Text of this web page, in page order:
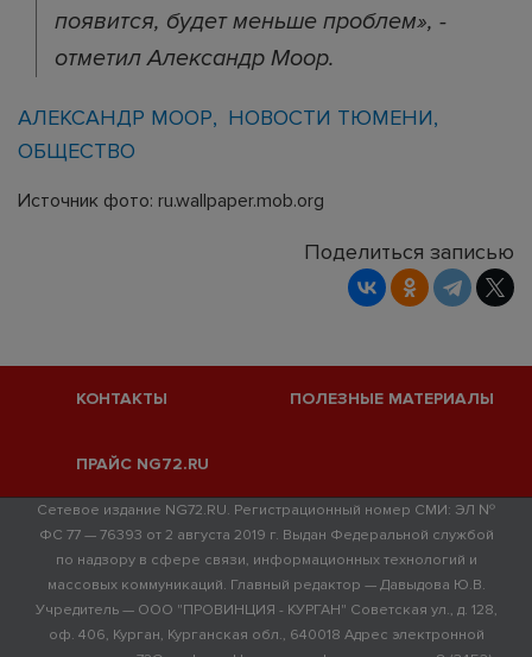
появится, будет меньше проблем», -
отметил Александр Моор.
АЛЕКСАНДР МООР
НОВОСТИ ТЮМЕНИ
ОБЩЕСТВО
Источник фото: ru.wallpaper.mob.org
Поделиться записью
КОНТАКТЫ ПОЛЕЗНЫЕ МАТЕРИАЛЫ
ПРАЙС NG72.RU
Сетевое издание NG72.RU. Регистрационный номер СМИ: ЭЛ №
ФС 77 — 76393 от 2 августа 2019 г. Выдан Федеральной службой
по надзору в сфере связи, информационных технологий и
массовых коммуникаций. Главный редактор — Давыдова Ю.В.
Учредитель — ООО "ПРОВИНЦИЯ - КУРГАН" Советская ул., д. 128,
оф. 406, Курган, Курганская обл., 640018 Адрес электронной